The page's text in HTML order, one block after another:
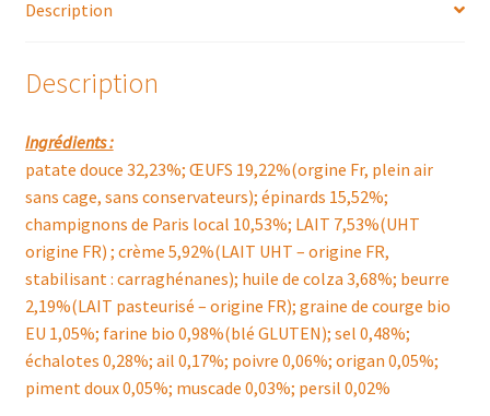
Description
Description
Ingrédients :
patate douce 32,23%; ŒUFS 19,22%(orgine Fr, plein air
sans cage, sans conservateurs); épinards 15,52%;
champignons de Paris local 10,53%; LAIT 7,53%(UHT
origine FR) ; crème 5,92%(LAIT UHT – origine FR,
stabilisant : carraghénanes); huile de colza 3,68%; beurre
2,19%(LAIT pasteurisé – origine FR); graine de courge bio
EU 1,05%; farine bio 0,98%(blé GLUTEN); sel 0,48%;
échalotes 0,28%; ail 0,17%; poivre 0,06%; origan 0,05%;
piment doux 0,05%; muscade 0,03%; persil 0,02%